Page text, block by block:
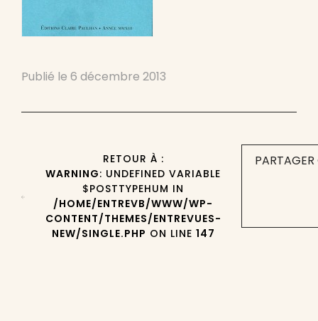
Publié le 6 décembre 2013
RETOUR À :
WARNING: UNDEFINED VARIABLE
$POSTTYPEHUM IN
/HOME/ENTREVB/WWW/WP-
CONTENT/THEMES/ENTREVUES-
NEW/SINGLE.PHP ON LINE 147